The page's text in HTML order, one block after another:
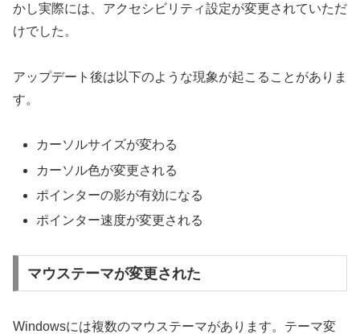
かし実際には、アクセシビリティ設定が変更されていただ
けでした。
アップデート後は以下のような現象が起こることがありま
す。
カーソルサイズが変わる
カーソル色が変更される
ポインターの影が有効になる
ポインター速度が変更される
マウステーマが変更された
Windowsには複数のマウステーマがあります。テーマ変